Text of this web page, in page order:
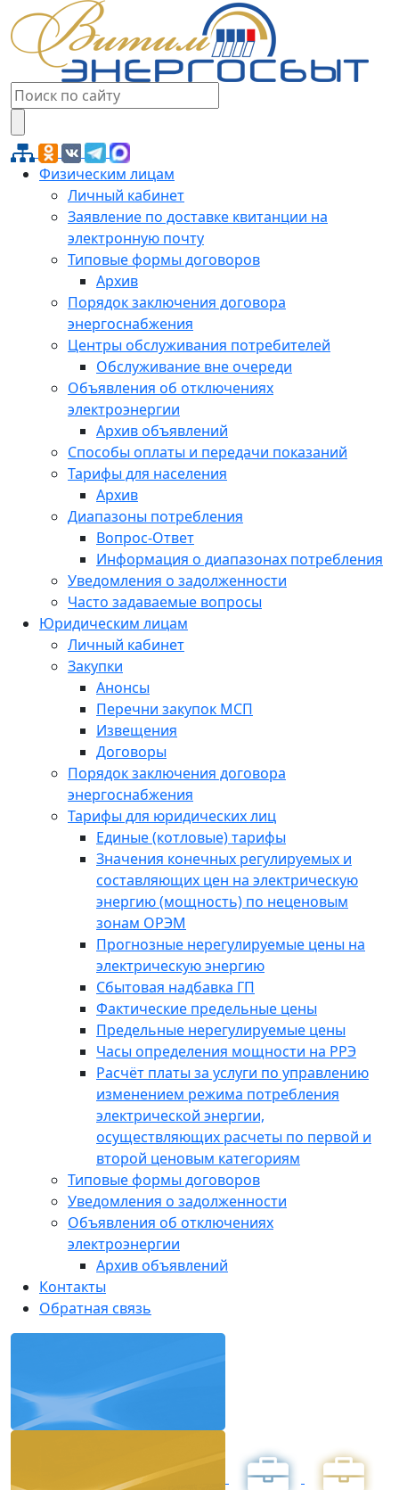
Физическим лицам
Личный кабинет
Заявление по доставке квитанции на
электронную почту
Типовые формы договоров
Архив
Порядок заключения договора
энергоснабжения
Центры обслуживания потребителей
Обслуживание вне очереди
Объявления об отключениях
электроэнергии
Архив объявлений
Способы оплаты и передачи показаний
Тарифы для населения
Архив
Диапазоны потребления
Вопрос-Ответ
Информация о диапазонах потребления
Уведомления о задолженности
Часто задаваемые вопросы
Юридическим лицам
Личный кабинет
Закупки
Анонсы
Перечни закупок МСП
Извещения
Договоры
Порядок заключения договора
энергоснабжения
Тарифы для юридических лиц
Единые (котловые) тарифы
Значения конечных регулируемых и
составляющих цен на электрическую
энергию (мощность) по неценовым
зонам ОРЭМ
Прогнозные нерегулируемые цены на
электрическую энергию
Сбытовая надбавка ГП
Фактические предельные цены
Предельные нерегулируемые цены
Часы определения мощности на РРЭ
Расчёт платы за услуги по управлению
изменением режима потребления
электрической энергии,
осуществляющих расчеты по первой и
второй ценовым категориям
Типовые формы договоров
Уведомления о задолженности
Объявления об отключениях
электроэнергии
Архив объявлений
Контакты
Обратная связь